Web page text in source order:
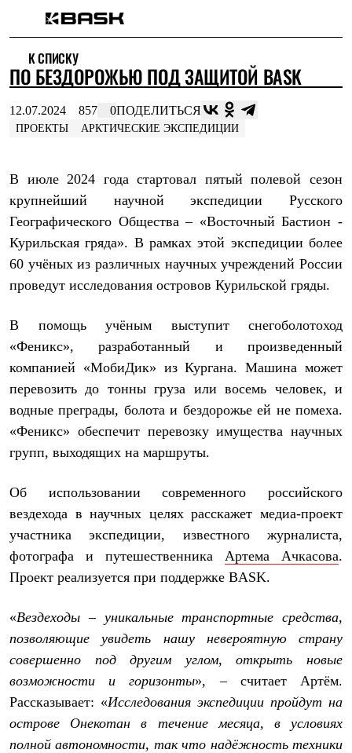
Интернет-магазин
Мужская одежда
Утепленная пухом
Куртки
Брюки
Жилеты
Куртки
Штормовая одежда
Куртки
Брюки
Софтшелл одежда
Куртки
Брюки
Брюки
Жилеты
Теплое термобелье
Среднее термобелье
Лёгкая одежда
Футболки
Толстовки
Шорты
Утепленная пухом
Куртки
Брюки
Жилеты
Утепленная синтетикой
Брюки
Штормовая одежда
Куртки
Софтшелл одежда
Куртки
Брюки
Лёгкая одежда
Футболки
Толстовки
К СПИСКУ
ПО БЕЗДОРОЖЬЮ ПОД ЗАЩИТОЙ BASK
12.07.2024 857 0ПОДЕЛИТЬСЯ
ПРОЕКТЫ АРКТИЧЕСКИЕ ЭКСПЕДИЦИИ
В июле 2024 года стартовал пятый полевой сезон
крупнейший научной экспедиции Русского
Географического Общества – «Восточный Бастион -
Курильская гряда». В рамках этой экспедиции более
60 учёных из различных научных учреждений России
проведут исследования островов Курильской гряды.
В помощь учёным выступит снегоболотоход
«Феникс», разработанный и произведенный
компанией «МобиДик» из Кургана. Машина может
перевозить до тонны груза или восемь человек, и
водные преграды, болота и бездорожье ей не помеха.
«Феникс» обеспечит перевозку имущества научных
групп, выходящих на маршруты.
Об использовании современного российского
вездехода в научных целях расскажет медиа-проект
участника экспедиции, известного журналиста,
фотографа и путешественника Артема Ачкасова.
Проект реализуется при поддержке BASK.
«Вездеходы – уникальные транспортные средства,
позволяющие увидеть нашу невероятную страну
совершенно под другим углом, открыть новые
возможности и горизонты», – считает Артём.
Рассказывает: «Исследования экспедиции пройдут на
острове Онекотан в течение месяца, в условиях
полной автономности, так что надёжность техники